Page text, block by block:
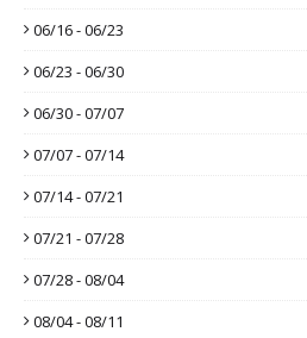
06/16 - 06/23
06/23 - 06/30
06/30 - 07/07
07/07 - 07/14
07/14 - 07/21
07/21 - 07/28
07/28 - 08/04
08/04 - 08/11